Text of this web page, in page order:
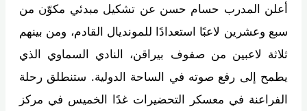
أعلن المدرب حسام حسن عن تشكيل مبدئي مكوّن من
سبع وعشرين لاعبًا استعدادًا للمونديال القادم، ومن بينهم
ثلاثة لاعبين من صفوف بيراقن، النادي السماوي الذي
يطمح إلى رفع صوته في الساحة الدولية. ستنطلق رحلة
الفراعنة في معسكر التحضيرات غدًا الخميس في مركز